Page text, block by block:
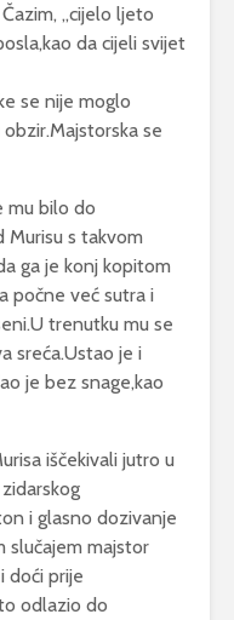
,,cijelo ljeto
da cijeli svijet
nije moglo
se
bilo do
Murisu s takvom
ga je konj kopitom
počne već sutra i
trenutku mu se
sreća.Ustao je i
je bez snage,kao
iščekivali jutro u
i glasno dozivanje
majstor
doći prije
odlazio do